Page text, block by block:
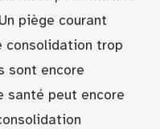
piège courant
consolidation trop
sont encore
santé peut encore